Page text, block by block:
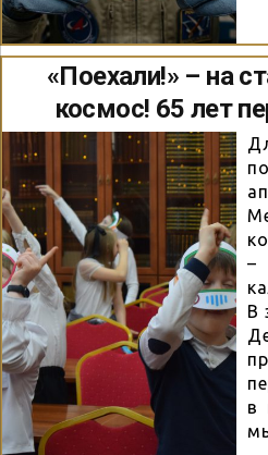
в
«Поехали!» – на
космос! 65 лет
–
В
в